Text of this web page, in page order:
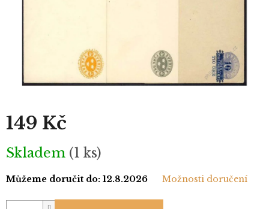
149 Kč
Měrná
cena:
Skladem (1 ks)
Můžeme doručit do: 12.8.2026 Možnosti doručení